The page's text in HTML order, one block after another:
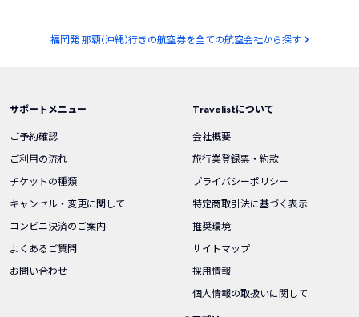
福岡発 那覇(沖縄)行きの航空券を全ての航空会社から探す
サポートメニュー
ご予約確認
ご利用の流れ
チケットの種類
キャンセル・変更に関して
コンビニ決済のご案内
よくあるご質問
お問い合わせ
Travelistについて
会社概要
旅行業登録票・約款
プライバシーポリシー
特定商取引法に基づく表示
推奨環境
サイトマップ
採用情報
個人情報の取扱いに関して